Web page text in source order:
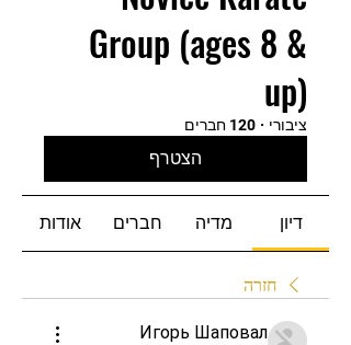
Group (ages 8 &
up)
ציבורי · 120 חברים
הצטרף
דיון מדיה חברים אודות
חזרה
Игорь Шаповал